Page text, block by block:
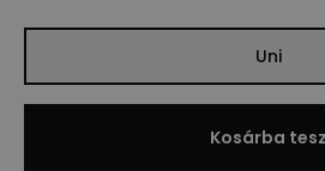
Uni
Kosárba tesz